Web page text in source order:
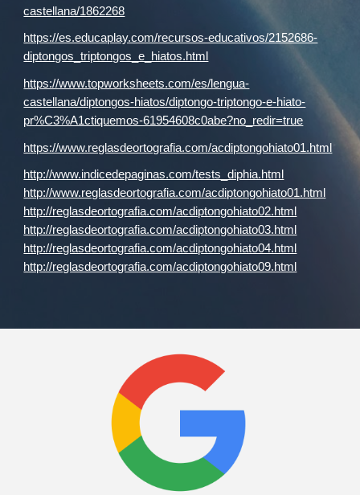
castellana/1862268
https://es.educaplay.com/recursos-educativos/2152686-
diptongos_triptongos_e_hiatos.html
https://www.topworksheets.com/es/lengua-
castellana/diptongos-hiatos/diptongo-triptongo-e-hiato-
pr%C3%A1ctiquemos-61954608c0abe?no_redir=true
https://www.reglasdeortografia.com/acdiptongohiato01.html
http://www.indicedepaginas.com/tests_diphia.html
http://www.reglasdeortografia.com/acdiptongohiato01.html
http://reglasdeortografia.com/acdiptongohiato02.html
http://reglasdeortografia.com/acdiptongohiato03.html
http://reglasdeortografia.com/acdiptongohiato04.html
http://reglasdeortografia.com/acdiptongohiato09.html